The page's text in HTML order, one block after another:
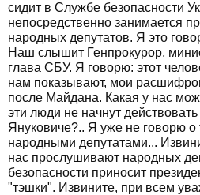
сидит в Службе безопасности
непосредственно занимается
народных депутатов. Я это
Наш слышит Генпрокурор,
глава СБУ. Я говорю: этот
нам показывают, мои
после Майдана. Какая у нас
эти люди не начнут
Януковиче?.. Я уже не говорю о
народными депутатами...
нас прослушивают народных
безопасности приносит
"тэшки". Извините, при всем